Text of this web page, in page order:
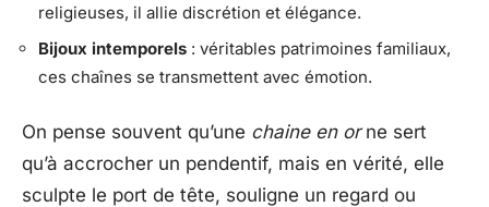
religieuses, il allie discrétion et élégance.
Bijoux intemporels : véritables patrimoines familiaux,
ces chaînes se transmettent avec émotion.
On pense souvent qu’une chaine en orne sert
qu’à accrocher un pendentif, mais en vérité, elle
sculpte le port de tête, souligne un regard ou